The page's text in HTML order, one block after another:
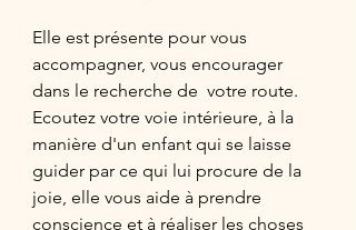
Elle est présente pour vous
accompagner, vous encourager
dans le recherche de  votre route.
Ecoutez votre voie intérieure, à la
manière d'un enfant qui se laisse
guider par ce qui lui procure de la
joie, elle vous aide à prendre
conscience et à réaliser les choses